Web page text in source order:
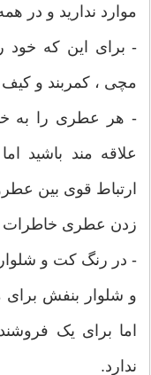
موارد ندارید و در
- برای این که خود
مچی ، کمربند و کیف
- هر عطری را به
علاقه مند باشید
ارتباط قوی بین
زدن عطری خاطرات
- در رنگ کت و
و شلوار بنفش برای
اما برای یک
ندارد.